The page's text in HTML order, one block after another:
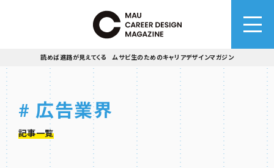
読めば進路が見えてくる ムサビ生のためのキャリアデザインマガジン
# 広告業界
記事一覧